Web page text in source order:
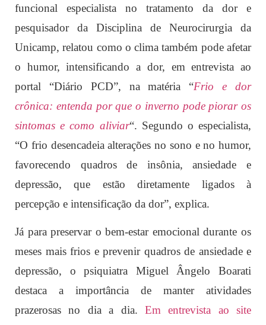
funcional especialista no tratamento da dor e
pesquisador da Disciplina de Neurocirurgia da
Unicamp, relatou como o clima também pode afetar
o humor, intensificando a dor, em entrevista ao
portal “Diário PCD”, na matéria “Frio e dor
crônica: entenda por que o inverno pode piorar os
sintomas e como aliviar“. Segundo o especialista,
“O frio desencadeia alterações no sono e no humor,
favorecendo quadros de insônia, ansiedade e
depressão, que estão diretamente ligados à
percepção e intensificação da dor”, explica.
Já para preservar o bem-estar emocional durante os
meses mais frios e prevenir quadros de ansiedade e
depressão, o psiquiatra Miguel Ângelo Boarati
destaca a importância de manter atividades
prazerosas no dia a dia. Em entrevista ao site